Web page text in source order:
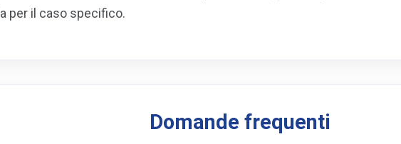
per il caso specifico.
Domande frequenti